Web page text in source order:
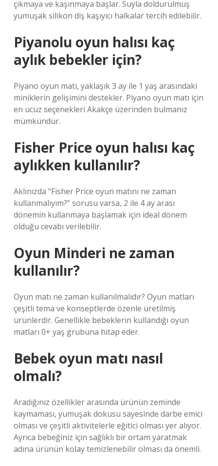
çıkmaya ve kaşınmaya başlar. Suyla doldurulmuş
yumuşak silikon diş kaşıyıcı halkalar tercih edilebilir.
Piyanolu oyun halısı kaç
aylık bebekler için?
Piyano oyun matı, yaklaşık 3 ay ile 1 yaş arasındaki
miniklerin gelişimini destekler. Piyano oyun matı için
en ucuz seçenekleri Akakçe üzerinden bulmanız
mümkündür.
Fisher Price oyun halısı kaç
aylıkken kullanılır?
Aklınızda “Fisher Price oyun matını ne zaman
kullanmalıyım?” sorusu varsa, 2 ile 4 ay arası
dönemin kullanmaya başlamak için ideal dönem
olduğu cevabı verilebilir.
Oyun Minderi ne zaman
kullanılır?
Oyun matı ne zaman kullanılmalıdır? Oyun matları
çeşitli tema ve konseptlerde özenle üretilmiş
ürünlerdir. Genellikle bebeklerin kullandığı oyun
matları 0+ yaş grubuna hitap eder.
Bebek oyun matı nasıl
olmalı?
Aradığınız özellikler arasında ürünün zeminde
kaymaması, yumuşak dokusu sayesinde darbe emici
olması ve çeşitli aktivitelerle eğitici olması yer alıyor.
Ayrıca bebeğiniz için sağlıklı bir ortam yaratmak
adına ürünün kolay temizlenebilir olması da önemli.